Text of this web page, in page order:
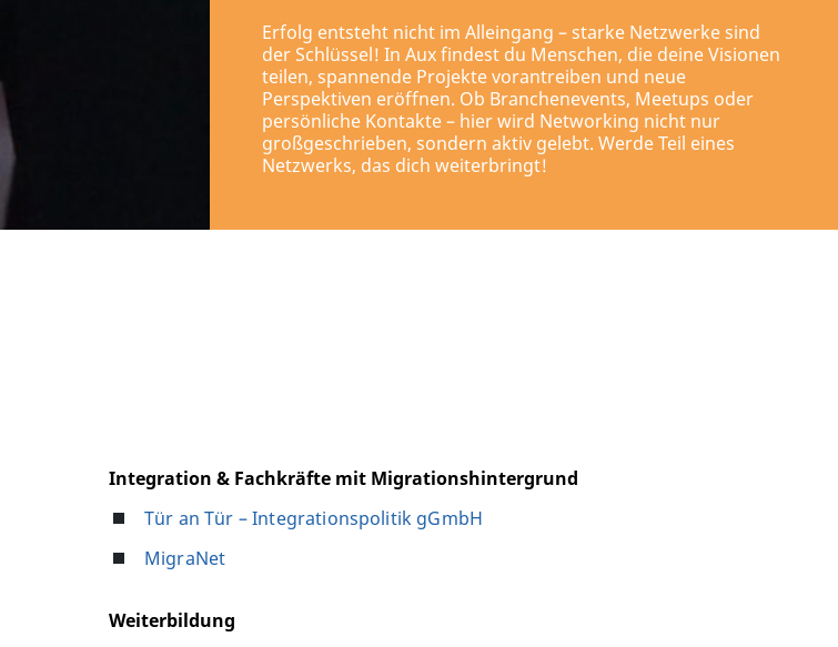
Erfolg entsteht nicht im Alleingang – starke Netzwerke sind
der Schlüssel! In Aux findest du Menschen, die deine Visionen
teilen, spannende Projekte vorantreiben und neue
Perspektiven eröffnen. Ob Branchenevents, Meetups oder
persönliche Kontakte – hier wird Networking nicht nur
großgeschrieben, sondern aktiv gelebt. Werde Teil eines
Netzwerks, das dich weiterbringt!
Integration & Fachkräfte mit Migrationshintergrund
Tür an Tür – Integrationspolitik gGmbH
MigraNet
Weiterbildung